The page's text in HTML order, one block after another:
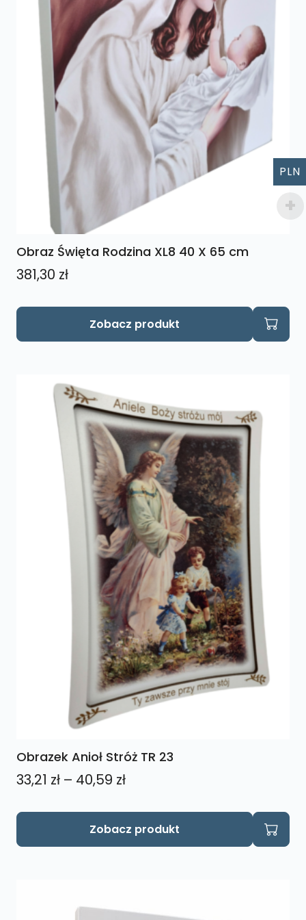
Obraz Święta Rodzina XL8 40 X 65 cm
381,30 zł
Zobacz produkt
Obrazek Anioł Stróż TR 23
33,21 zł – 40,59 złZakres
33,21 zł
Zobacz produkt
Ten
PLN